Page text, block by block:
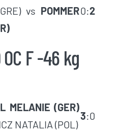
vs POMMER0:2
F -46 kg
MELANIE (GER)
NATALIA (POL)
3:0